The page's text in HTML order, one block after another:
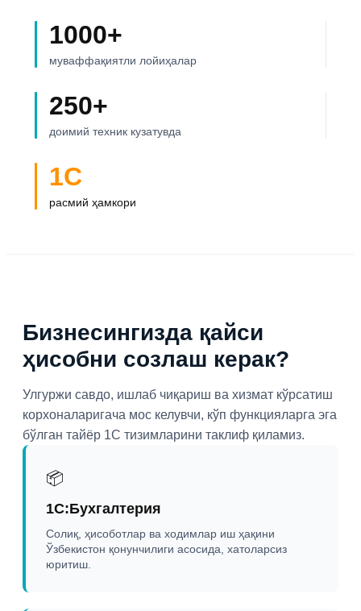
1000+
муваффақиятли лойиҳалар
250+
доимий техник кузатувда
1С
расмий ҳамкори
Бизнесингизда қайси
ҳисобни созлаш керак?
Улгуржи савдо, ишлаб чиқариш ва хизмат кўрсатиш
корхоналаригача мос келувчи, кўп функцияларга эга
бўлган тайёр 1С тизимларини таклиф қиламиз.
📦
1С:Бухгалтерия
Солиқ, ҳисоботлар ва ходимлар иш ҳақини
Ўзбекистон қонунчилиги асосида, хатоларсиз
юритиш.